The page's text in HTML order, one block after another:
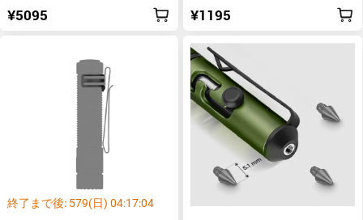
¥5095 ¥1195
終了まで後: 579(日) 04:17:03